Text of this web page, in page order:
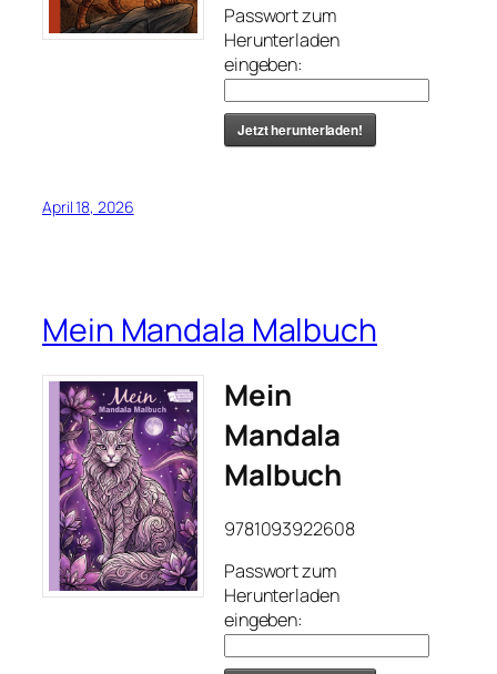
Passwort zum
Herunterladen
eingeben:
Jetzt herunterladen!
April 18, 2026
Mein Mandala Malbuch
Mein
Mandala
Malbuch
9781093922608
Passwort zum
Herunterladen
eingeben: